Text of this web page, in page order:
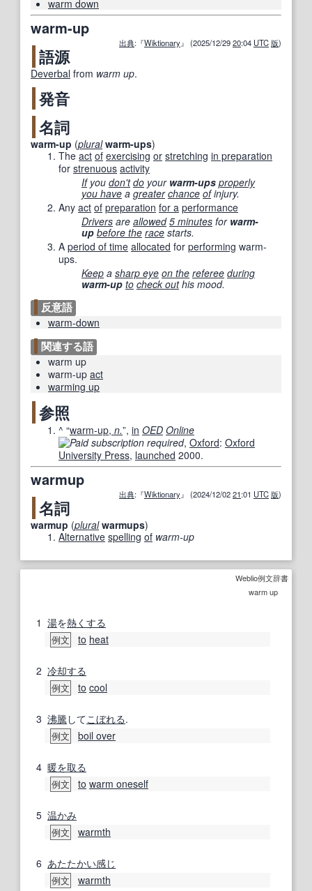
warm down
warm-up
出典:『Wiktionary』 (2025/12/2920:04 UTC 版)
語源
Deverbal from warm up.
発音
名詞
warm-up (plural warm-ups)
The act of exercising or stretching in preparation
for strenuous activity
Ifyou don't do your warm-ups properly
you have a greater chance ofinjury.
Any act of preparation for a performance
Drivers are allowed 5 minutes for warm-
up before the race starts.
A period of time allocated for performing warm-
ups.
Keep a sharp eye on the referee during
warm-up to check outhis mood.
反意語
warm-down
関連する語
warm up
warm-up act
warming up
参照
^ “warm-up, n.”, in OED Online
, Oxford: Oxford
University Press, launched 2000.
warmup
出典:『Wiktionary』 (2024/12/0221:01 UTC 版)
名詞
warmup (plural warmups)
Alternative spelling of warm-up
Weblio例文辞書
warm up
1 湯を熱くする
例文 to heat
2 冷却する
例文 to cool
3 沸騰 してこぼれる.
例文 boil over
4 暖を取る
例文 to warm oneself
5 温かみ
例文 warmth
6 あたたかい感じ
例文 warmth